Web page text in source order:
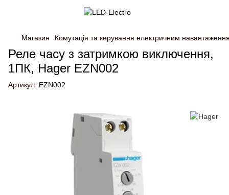
Магазин Комутація та керування електричним
Реле часу з затримкою виключення,
1ПК, Hager EZN002
Артикул: EZN002